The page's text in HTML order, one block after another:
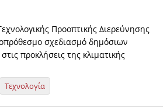
Προοπτικής Διερεύνησης
σχεδιασμό δημόσιων
προκλήσεις της κλιματικής
Τεχνολογία